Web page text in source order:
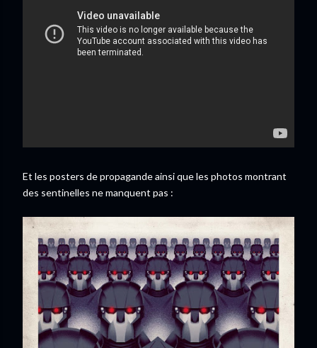
Et les posters de propagande ainsi que les photos montrant
des sentinelles ne manquent pas :